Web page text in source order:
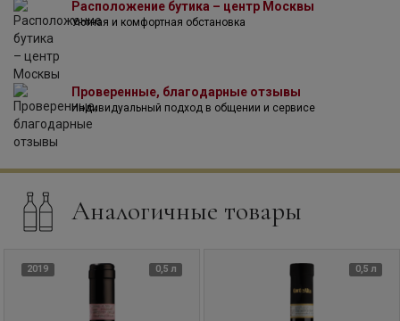
Расположение бутика – центр Москвы
Уютная и комфортная обстановка
Проверенные, благодарные отзывы
Индивидуальный подход в общении и сервисе
Аналогичные товары
2019 0,5 л 0,5 л